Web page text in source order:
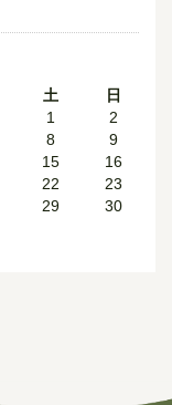
土
日
1
2
8
9
15
16
22
23
29
30